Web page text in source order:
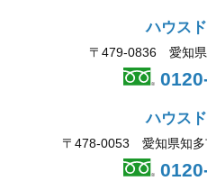
ハウス
〒479-0836 愛知県
ハウス
〒478-0053 愛知県知多